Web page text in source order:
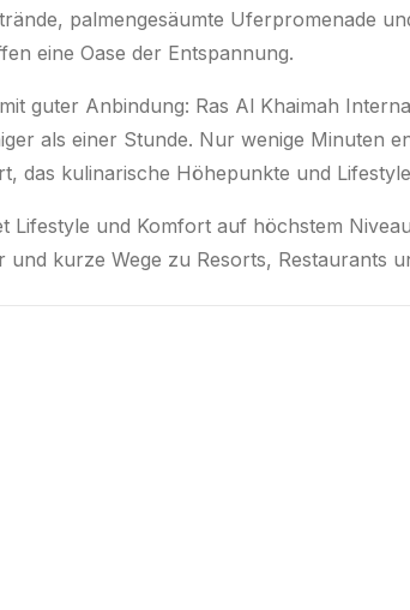
palmengesäumte Uferpromenade
eine Oase der Entspannung.
guter Anbindung: Ras Al Khaimah
als einer Stunde. Nur wenige Minuten
das kulinarische Höhepunkte und
Lifestyle und Komfort auf höchstem
kurze Wege zu Resorts, Restaurants